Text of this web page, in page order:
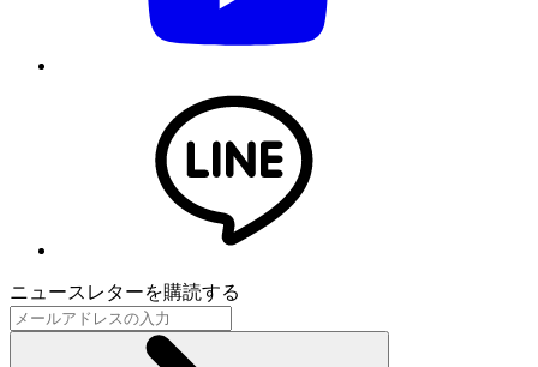
ニュースレターを購読する